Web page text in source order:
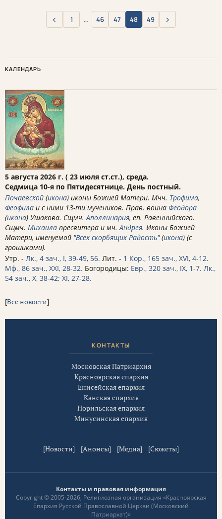
Назад
‹ 1 … 46 47 48 49 Вперёд
›
КАЛЕНДАРЬ
5 августа 2026 г. ( 23 июля ст.ст.), среда.
Седмица 10-я по Пятидесятнице. День постный.
Почаевской (икона) иконы Божией Матери. Мчч. Трофима,
Феофила и с ними 13-ти мучеников. Прав. воина Феодора
(икона) Ушакова. Сщмч.Аполлинария, еп. Равеннийского.
Сщмч. Михаила пресвитера и мч.Андрея. Иконы Божией
Матери, именуемой "Всех скорбящих Радость"(икона) (с
грошиками).
Утр. - Лк., 4 зач., I, 39-49, 56. Лит. - 1 Кор., 165 зач., XVI, 4-12.
Мф., 86 зач., XXI, 28-32. Богородицы: Евр., 320 зач., IX, 1-7. Лк.,
54 зач., X, 38-42; XI, 27-28.
[Все новости]
КОНТАКТЫ
Московская Патриархия
Красноярская епархия
Енисейская епархия
Канская епархия
Норильская епархия
Минусинская епархия
[Новости] [Анонсы] [Медиа] [Сюжеты]
Контакты и правовая информация
Copyright © 2005-2026, Религиозная организация «Красноярская
Епархия Русской Православной Церкви (Московский
Патриархат)»